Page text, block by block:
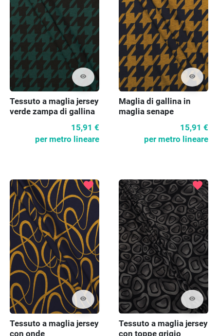
visibility
Tessuto a maglia jersey
verde zampa di gallina
15,91 €
per metro lineare
visibility
Maglia di gallina in
maglia senape
15,91 €
per metro lineare
visibility
favorite
Tessuto a maglia jersey
con onde
visibility
favorite
Tessuto a maglia jersey
con toppe grigio